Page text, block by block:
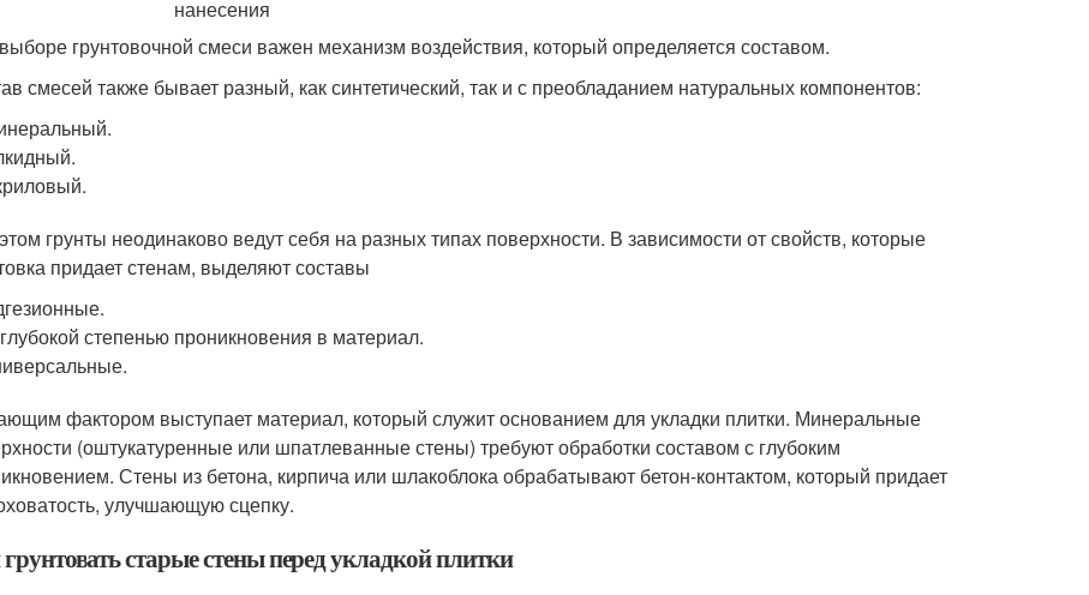
грунтовочной смеси важен механизм воздействия, который определяется составом.
смесей также бывает разный, как синтетический, так и с преобладанием натуральных компонентов:
грунты неодинаково ведут себя на разных типах поверхности. В зависимости от свойств, которые
придает стенам, выделяют составы
степенью проникновения в материал.
фактором выступает материал, который служит основанием для укладки плитки. Минеральные
(оштукатуренные или шпатлеванные стены) требуют обработки составом с глубоким
Стены из бетона, кирпича или шлакоблока обрабатывают бетон-контактом, который придает
улучшающую сцепку.
старые стены перед укладкой плитки